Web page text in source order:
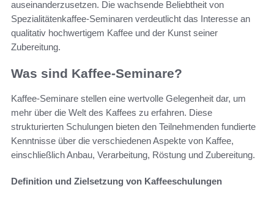
auseinanderzusetzen. Die wachsende Beliebtheit von
Spezialitätenkaffee-Seminaren verdeutlicht das Interesse an
qualitativ hochwertigem Kaffee und der Kunst seiner
Zubereitung.
Was sind Kaffee-Seminare?
Kaffee-Seminare stellen eine wertvolle Gelegenheit dar, um
mehr über die Welt des Kaffees zu erfahren. Diese
strukturierten Schulungen bieten den Teilnehmenden fundierte
Kenntnisse über die verschiedenen Aspekte von Kaffee,
einschließlich Anbau, Verarbeitung, Röstung und Zubereitung.
Definition und Zielsetzung von Kaffeeschulungen